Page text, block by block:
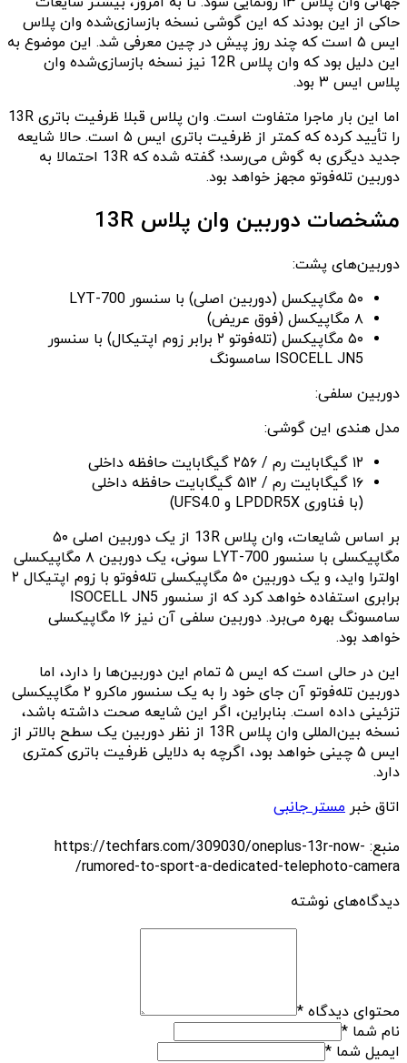
حاکی از این بودند که این گوشی نسخه بازسازی‌شده وان‌ پلاس
ایس ۵ است که چند روز پیش در چین معرفی شد. این موضوع به
این دلیل بود که وان‌ پلاس 12R نیز نسخه بازسازی‌شده وان‌
پلاس ایس ۳ بود.
اما این بار ماجرا متفاوت است. وان‌ پلاس قبلا ظرفیت باتری 13R
را تأیید کرده که کمتر از ظرفیت باتری ایس ۵ است. حالا شایعه
جدید دیگری به گوش می‌رسد؛ گفته شده که 13R احتمالا به
دوربین تله‌فوتو مجهز خواهد بود.
مشخصات دوربین وان‌ پلاس 13R
دوربین‌های پشت:
۵۰ مگاپیکسل (دوربین اصلی) با سنسور LYT-700
۸ مگاپیکسل (فوق عریض)
۵۰ مگاپیکسل (تله‌فوتو ۲ برابر زوم اپتیکال) با سنسور
ISOCELL JN5 سامسونگ
دوربین سلفی:
مدل هندی این گوشی:
۱۲ گیگابایت رم / ۲۵۶ گیگابایت حافظه داخلی
۱۶ گیگابایت رم / ۵۱۲ گیگابایت حافظه داخلی
(با فناوری LPDDR5X و UFS4.0)
بر اساس شایعات، وان‌ پلاس 13R از یک دوربین اصلی ۵۰
مگاپیکسلی با سنسور LYT-700 سونی، یک دوربین ۸ مگاپیکسلی
اولترا واید، و یک دوربین ۵۰ مگاپیکسلی تله‌فوتو با زوم اپتیکال ۲
برابری استفاده خواهد کرد که از سنسور ISOCELL JN5
سامسونگ بهره می‌برد. دوربین سلفی آن نیز ۱۶ مگاپیکسلی
خواهد بود.
این در حالی است که ایس ۵ تمام این دوربین‌ها را دارد، اما
دوربین تله‌فوتو آن جای خود را به یک سنسور ماکرو ۲ مگاپیکسلی
تزئینی داده است. بنابراین، اگر این شایعه صحت داشته باشد،
نسخه بین‌المللی وان‌ پلاس 13R از نظر دوربین یک سطح بالاتر از
ایس ۵ چینی خواهد بود، اگرچه به دلایلی ظرفیت باتری کمتری
دارد.
اتاق خبر مستر جانبی
منبع: https://techfars.com/309030/oneplus-13r-now-
rumored-to-sport-a-dedicated-telephoto-camera/
دیدگاه‌های نوشته
محتوای دیدگاه *
نام شما *
ایمیل شما *